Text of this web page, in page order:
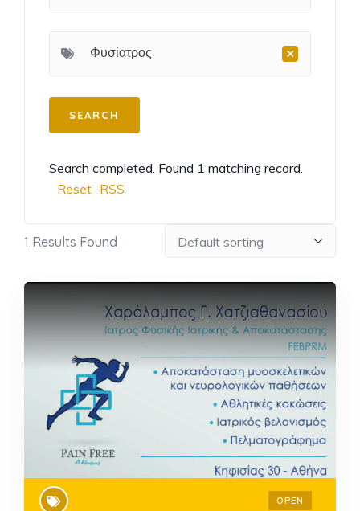
×
Φυσίατρος
Search completed. Found 1 matching record.
Reset RSS
1 Results Found
OPEN